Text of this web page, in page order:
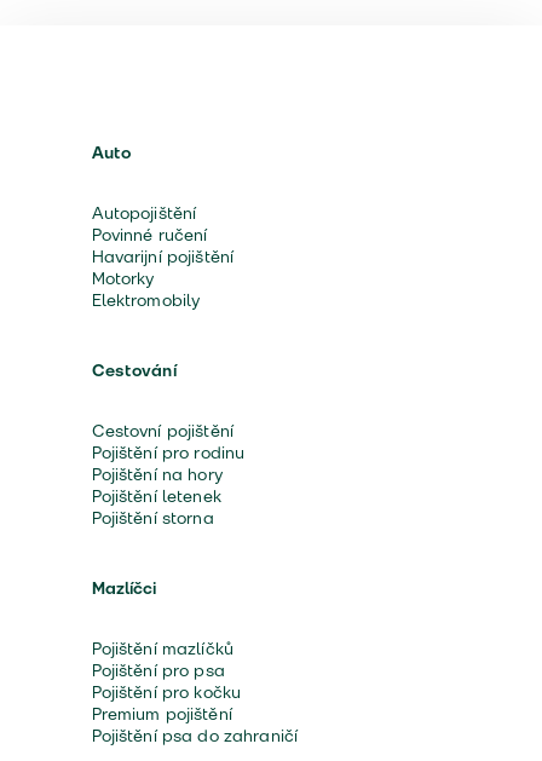
Auto
Autopojištění
Povinné ručení
Havarijní pojištění
Motorky
Elektromobily
Cestování
Cestovní pojištění
Pojištění pro rodinu
Pojištění na hory
Pojištění letenek
Pojištění storna
Mazlíčci
Pojištění mazlíčků
Pojištění pro psa
Pojištění pro kočku
Premium pojištění
Pojištění psa do zahraničí